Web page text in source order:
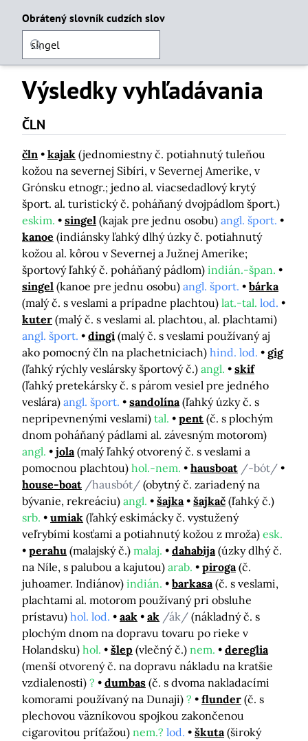
Obrátený slovník cudzích slov
Výsledky vyhľadávania
ČLN
čln kajak (jednomiestny č. potiahnutý tuleňou
kožou na severnej Sibíri, v Severnej Amerike, v
Grónsku etnogr.; jedno al. viacsedadlový krytý
šport. al. turistický č. poháňaný dvojpádlom šport.)
eskim.
singel (kajak pre jednu osobu) angl. šport.
kanoe (indiánsky ľahký dlhý úzky č. potiahnutý
kožou al. kôrou v Severnej a Južnej Amerike;
športový ľahký č. poháňaný pádlom) indián.-špan.
singel (kanoe pre jednu osobu) angl. šport.
bárka
(malý č. s veslami a prípadne plachtou) lat.-tal. lod.
kuter (malý č. s veslami al. plachtou, al. plachtami)
angl. šport.
dingi (malý č. s veslami používaný aj
ako pomocný čln na plachetniciach) hind. lod.
gig
(ľahký rýchly veslársky športový č.) angl.
skif
(ľahký pretekársky č. s párom vesiel pre jedného
veslára) angl. šport. sandolína (ľahký úzky č. s
nepripevnenými veslami) tal. pent (č. s plochým
dnom poháňaný pádlami al. závesným motorom)
angl.
jola (malý ľahký otvorený č. s veslami a
pomocnou plachtou) hol.-nem. hausboat /-bót/
house-boat /hausbót/ (obytný č. zariadený na
bývanie, rekreáciu) angl. šajka šajkač (ľahký č.)
srb.
umiak (ľahký eskimácky č. vystužený
veľrybími kosťami a potiahnutý kožou z mroža) esk.
perahu (malajský č.) malaj. dahabija (úzky dlhý č.
na Níle, s palubou a kajutou) arab. piroga (č.
juhoamer. Indiánov) indián. barkasa (č. s veslami,
plachtami al. motorom používaný pri obsluhe
prístavu) hol. lod. aak ak /ák/ (nákladný č. s
plochým dnom na dopravu tovaru po rieke v
Holandsku) hol. šlep (vlečný č.) nem.
dereglia
(menší otvorený č. na dopravu nákladu na kratšie
vzdialenosti) ? dumbas (č. s dvoma nakladacími
komorami používaný na Dunaji) ? flunder (č. s
plechovou väzníkovou spojkou zakončenou
cigarovitou príťažou) nem.? lod. škuta (široký